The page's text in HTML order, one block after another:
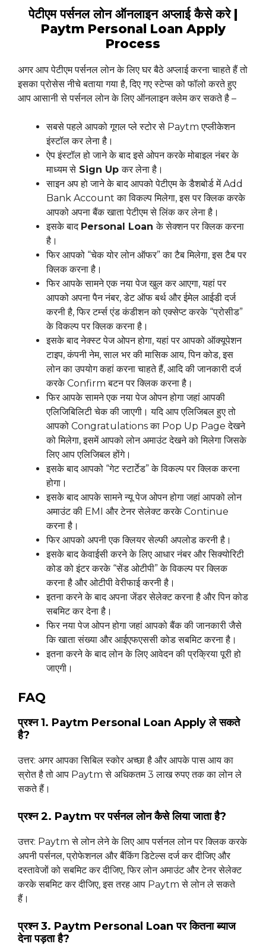
पेटीएम पर्सनल लोन ऑनलाइन अप्लाई कैसे करे |
Paytm Personal Loan Apply
Process
अगर आप पेटीएम पर्सनल लोन के लिए घर बैठे अप्लाई करना चाहते हैं तो
इसका प्रोसेस नीचे बताया गया है, दिए गए स्टेप्स को फॉलो करते हुए
आप आसानी से पर्सनल लोन के लिए ऑनलाइन क्लेम कर सकते है –
सबसे पहले आपको गूगल प्ले स्टोर से Paytm एप्लीकेशन
इंस्टॉल कर लेना है।
ऐप इंस्टॉल हो जाने के बाद इसे ओपन करके मोबाइल नंबर के
माध्यम से Sign Upकर लेना है।
साइन अप हो जाने के बाद आपको पेटीएम के डैशबोर्ड में Add
Bank Account का विकल्प मिलेगा, इस पर क्लिक करके
आपको अपना बैंक खाता पेटीएम से लिंक कर लेना है।
इसके बाद Personal Loanके सेक्शन पर क्लिक करना
है।
फिर आपको “चेक योर लोन ऑफर” का टैब मिलेगा, इस टैब पर
क्लिक करना है।
फिर आपके सामने एक नया पेज खुल कर आएगा, यहां पर
आपको अपना पैन नंबर, डेट ऑफ बर्थ और ईमेल आईडी दर्ज
करनी है, फिर टर्म्स एंड कंडीशन को एक्सेप्ट करके “प्रोसीड”
के विकल्प पर क्लिक करना है।
इसके बाद नेक्स्ट पेज ओपन होगा, यहां पर आपको ऑक्यूपेशन
टाइप, कंपनी नेम, साल भर की मासिक आय, पिन कोड, इस
लोन का उपयोग कहां करना चाहते हैं, आदि की जानकारी दर्ज
करके Confirm बटन पर क्लिक करना है।
फिर आपके सामने एक नया पेज ओपन होगा जहां आपकी
एलिजिबिलिटी चेक की जाएगी। यदि आप एलिजिबल हुए तो
आपको Congratulations का Pop Up Page देखने
को मिलेगा, इसमें आपको लोन अमाउंट देखने को मिलेगा जिसके
लिए आप एलिजिबल होंगे।
इसके बाद आपको “गेट स्टार्टेड” के विकल्प पर क्लिक करना
होगा।
इसके बाद आपके सामने न्यू पेज ओपन होगा जहां आपको लोन
अमाउंट की EMI और टेनर सेलेक्ट करके Continue
करना है।
फिर आपको अपनी एक क्लियर सेल्फी अपलोड करनी है।
इसके बाद केवाईसी करने के लिए आधार नंबर और सिक्योरिटी
कोड को इंटर करके “सेंड ओटीपी” के विकल्प पर क्लिक
करना है और ओटीपी वेरीफाई करनी है।
इतना करने के बाद अपना जेंडर सेलेक्ट करना है और पिन कोड
सबमिट कर देना है।
फिर नया पेज ओपन होगा जहां आपको बैंक की जानकारी जैसे
कि खाता संख्या और आईएफएससी कोड सबमिट करना है।
इतना करने के बाद लोन के लिए आवेदन की प्रक्रिया पूरी हो
जाएगी।
FAQ
प्रश्न 1. Paytm Personal Loan Apply ले सकते
है?
उत्तर: अगर आपका सिबिल स्कोर अच्छा है और आपके पास आय का
स्रोत है तो आप Paytm से अधिकतम 3 लाख रुपए तक का लोन ले
सकते हैं।
प्रश्न 2. Paytm पर पर्सनल लोन कैसे लिया जाता है?
उत्तर: Paytm से लोन लेने के लिए आप पर्सनल लोन पर क्लिक करके
अपनी पर्सनल, प्रोफेशनल और बैंकिंग डिटेल्स दर्ज कर दीजिए और
दस्तावेजों को सबमिट कर दीजिए, फिर लोन अमाउंट और टेनर सेलेक्ट
करके सबमिट कर दीजिए, इस तरह आप Paytm से लोन ले सकते
हैं।
प्रश्न 3. Paytm Personal Loan पर कितना ब्याज
देना पड़ता है?